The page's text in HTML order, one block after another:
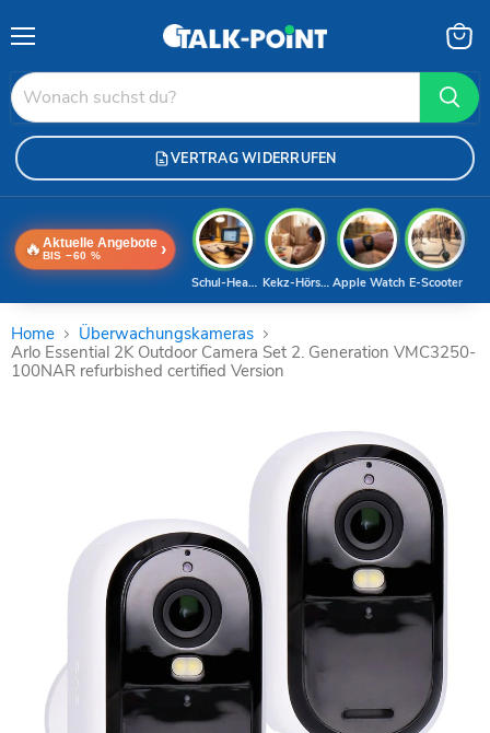
VERTRAG WIDERRUFEN
🔥 Aktuelle Angebote
BIS −60 % ›
E-Scooter
Apple Watch
Kekz-Hörspiele
Schul-Headset
Home
Überwachungskameras
Arlo Essential 2K Outdoor Camera Set 2. Generation VMC3250-
100NAR refurbished certified Version